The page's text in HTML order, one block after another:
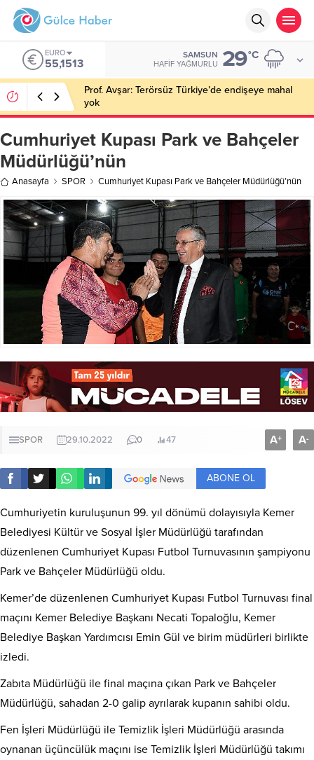
EURO
55,1513
SAMSUN
HAFIF YAĞMURLU 29°C
Prof. Avşar: Terörsüz Türkiye’de endişeye mahal
yok
Cumhuriyet Kupası Park ve Bahçeler
Müdürlüğü’nün
Anasayfa SPOR Cumhuriyet Kupası Park ve Bahçeler Müdürlüğü’nün
SPOR 29.10.2022 0 47 A+ A-
ABONE OL
Cumhuriyetin kuruluşunun 99. yıl dönümü dolayısıyla Kemer
Belediyesi Kültür ve Sosyal İşler Müdürlüğü tarafından
düzenlenen Cumhuriyet Kupası Futbol Turnuvasının şampiyonu
Park ve Bahçeler Müdürlüğü oldu.
Kemer’de düzenlenen Cumhuriyet Kupası Futbol Turnuvası final
maçını Kemer Belediye Başkanı Necati Topaloğlu, Kemer
Belediye Başkan Yardımcısı Emin Gül ve birim müdürleri birlikte
izledi.
Zabıta Müdürlüğü ile final maçına çıkan Park ve Bahçeler
Müdürlüğü, sahadan 2-0 galip ayrılarak kupanın sahibi oldu.
Fen İşleri Müdürlüğü ile Temizlik İşleri Müdürlüğü arasında
oynanan üçüncülük maçını ise Temizlik İşleri Müdürlüğü takımı